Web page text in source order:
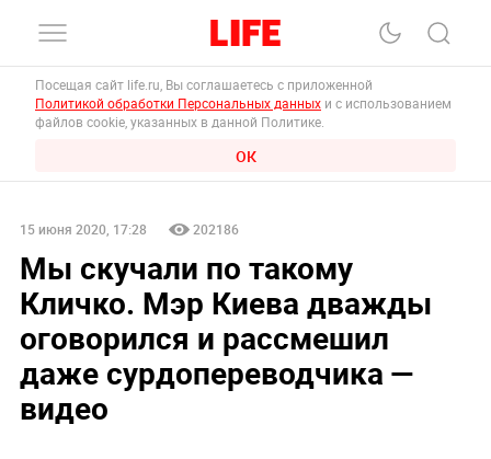
Посещая сайт life.ru, Вы соглашаетесь с приложенной
Политикой обработки Персональных данных и с использованием
файлов cookie, указанных в данной Политике.
ОК
15 июня 2020, 17:28 202186
Мы скучали по такому
Кличко. Мэр Киева дважды
оговорился и рассмешил
даже сурдопереводчика —
видео